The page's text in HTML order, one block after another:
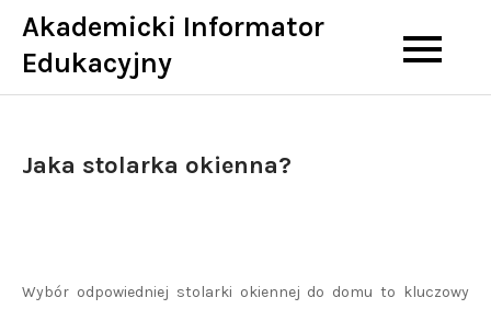
Skip
content
Akademicki Informator
Edukacyjny
Jaka stolarka okienna?
Wybór odpowiedniej stolarki okiennej do domu to kluczowy